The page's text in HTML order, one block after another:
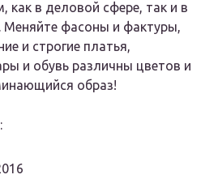
как в деловой сфере, так и в
Меняйте фасоны и фактуры,
и строгие платья,
и обувь различны цветов и
образ!